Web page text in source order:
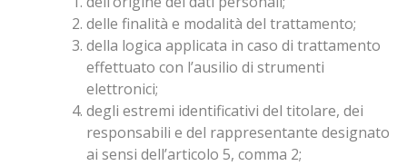
delle finalità e modalità del trattamento;
della logica applicata in caso di trattamento
effettuato con l’ausilio di strumenti
elettronici;
degli estremi identificativi del titolare, dei
responsabili e del rappresentante designato
ai sensi dell’articolo 5, comma 2;